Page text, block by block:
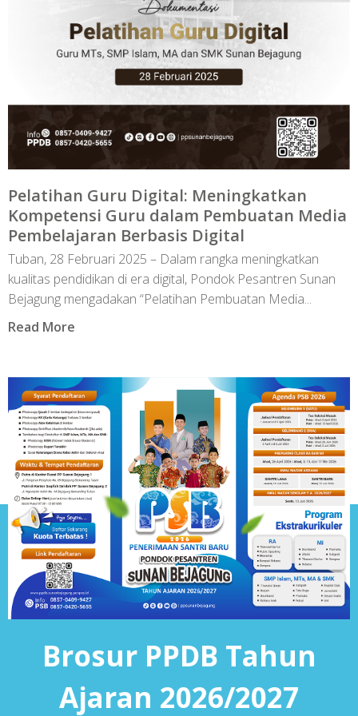
Pelatihan Guru Digital: Meningkatkan
Kompetensi Guru dalam Pembuatan Media
Pembelajaran Berbasis Digital
Tuban, 28 Februari 2025 – Dalam rangka meningkatkan
kualitas pendidikan di era digital, Pondok Pesantren Sunan
Bejagung mengadakan “Pelatihan Pembuatan Media...
Read More
Brosur PPDB Tahun
Ajaran 2026/2027